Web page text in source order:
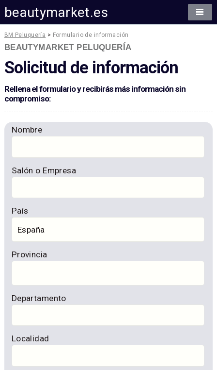
beautymarket.es
BM Peluquería > Formulario de información
BEAUTYMARKET PELUQUERÍA
Solicitud de información
Rellena el formulario y recibirás más información sin
compromiso:
Nombre
Salón o Empresa
País
Provincia
Departamento
Localidad